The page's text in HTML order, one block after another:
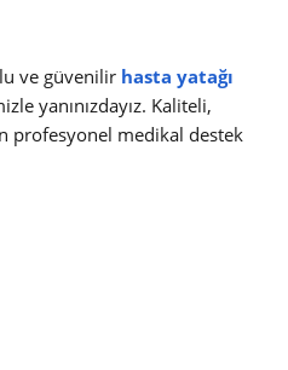
ve güvenilir hasta yatağı
yanınızdayız. Kaliteli,
profesyonel medikal destek